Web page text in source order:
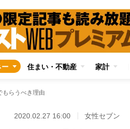
ー 住まい・不動産 家計
らうべき理由
2020.02.27 16:00 女性セブン